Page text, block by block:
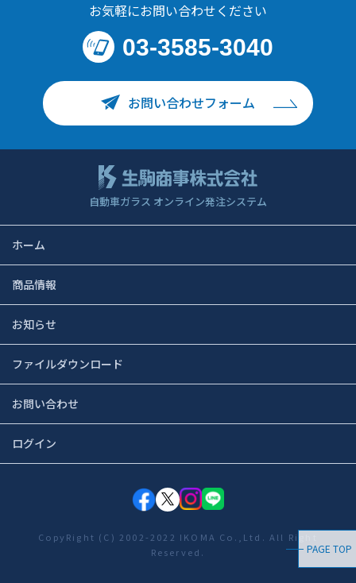
PAGE TOP
お気軽にお問い合わせください
03-3585-3040
お問い合わせフォーム
自動車ガラス オンライン発注システム
ホーム
商品情報
お知らせ
ファイルダウンロード
お問い合わせ
ログイン
CopyRight (C) 2002-2022 IKOMA Co.,Ltd. All Right
Reserved.